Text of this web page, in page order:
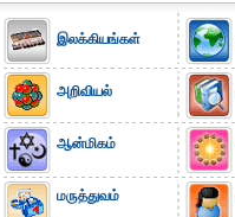
இலக்கியங்கள்
அறிவியல்
ஆன்மிகம்
மருத்துவம்